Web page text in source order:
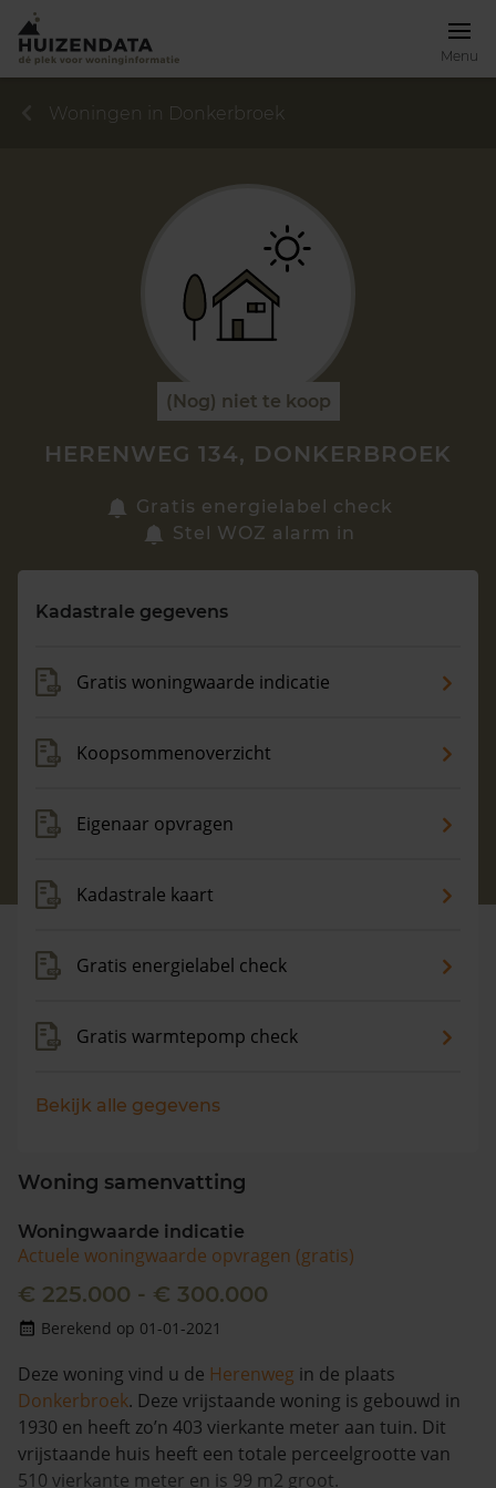
Menu
Zoek een woning
Maandag t/m vrijdag - 08:00 -18:00
Woningen in Donkerbroek
(Nog) niet te koop
HERENWEG 134, DONKERBROEK
Gratis energielabel check
Stel WOZ alarm in
Kadastrale gegevens
Gratis woningwaarde indicatie
Koopsommenoverzicht
Eigenaar opvragen
Kadastrale kaart
Gratis energielabel check
Gratis warmtepomp check
Bekijk alle gegevens
Woning samenvatting
Woningwaarde indicatie
Actuele woningwaarde opvragen (gratis)
€ 225.000 - € 300.000
Berekend op 01-01-2021
Deze woning vind u de Herenweg in de plaats
Donkerbroek. Deze vrijstaande woning is gebouwd in
1930 en heeft zo’n 403 vierkante meter aan tuin. Dit
vrijstaande huis heeft een totale perceelgrootte van
510 vierkante meter en is 99 m2 groot.